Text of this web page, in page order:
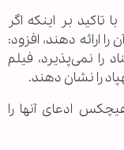
تاکید بر اینکه اگر
ارائه دهند، افزود:
نمی‌پذیرد، فیلم
را نشان دهند.
ادعای آنها را